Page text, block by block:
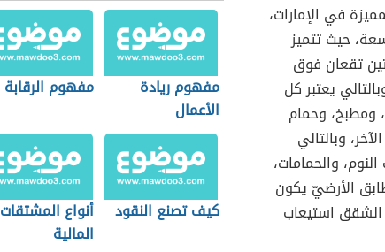
في الإمارات،
حيث تتميز
تقعان فوق
يعتبر كل
وحمام
وبالتالي
والحمامات،
الأرضيّ يكون
استيعاب
مفهوم ريادة
الأعمال
مفهوم الرقابة
كيف تصنع النقود
أنواع المشتقات
المالية